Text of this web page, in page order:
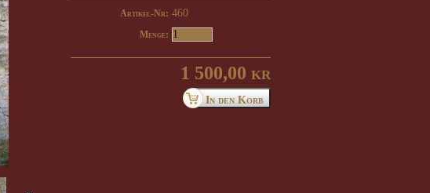
Artikel-Nr: 460
Menge:
1 500,00 kr